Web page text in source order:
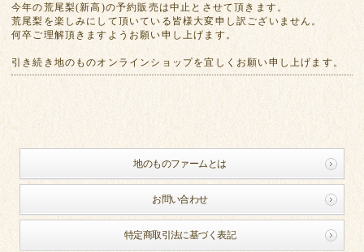
今年の荒尾梨(新高)の予約販売は中止とさせて頂きます。
荒尾梨を楽しみにして頂いている皆様大変申し訳ございません。
何卒ご理解頂きますようお願い申し上げます。
引き続き地のものオンラインショップを宜しくお願い申し上げます。
地のものファームとは
お問い合わせ
特定商取引法に基づく表記